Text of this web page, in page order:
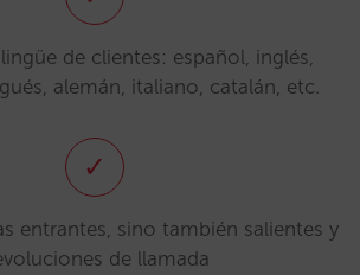
de clientes: español, inglés,
alemán, italiano, catalán, etc.
✓
entrantes, sino también salientes y
de llamada